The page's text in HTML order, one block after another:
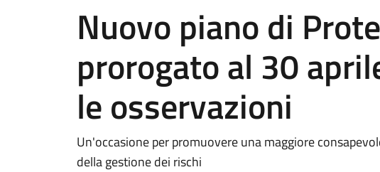
Nuovo piano di
prorogato al 30
le osservazioni
Un'occasione per promuovere una maggiore
della gestione dei rischi